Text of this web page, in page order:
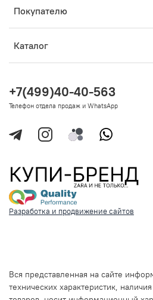
Покупателю
Каталог
+7(499)40-40-563
Телефон отдела продаж и WhatsApp
Разработка и продвижение сайтов
Вся представленная на сайте
технических характеристик,